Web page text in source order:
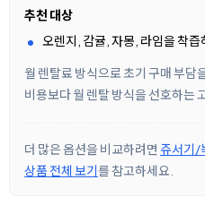
추천 대상
오렌지, 감귤, 자몽, 라임을 착
월 렌탈료 방식으로 초기 구매 부담
비용보다 월 렌탈 방식을 선호하는
더 많은 옵션을 비교하려면 쥬서기/
상품 전체 보기를 참고하세요.